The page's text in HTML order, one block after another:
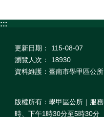
:::
更新日期：
115-08-07
瀏覽人次：
18930
資料維護：臺南市學甲區公所
版權所有：學甲區公所｜服
時、下午1時30分至5時30分